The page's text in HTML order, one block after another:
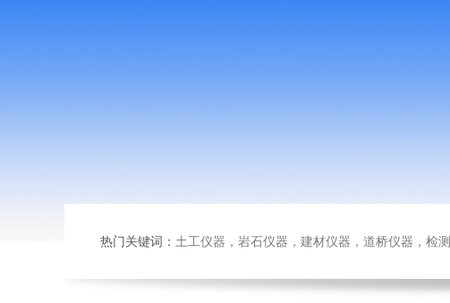
热门关键词： 土工仪器，岩石仪器，建材仪器，道桥仪器，检测仪器